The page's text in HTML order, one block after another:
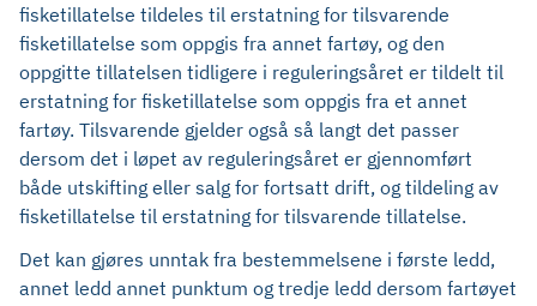
fisketillatelse tildeles til erstatning for tilsvarende
fisketillatelse som oppgis fra annet fartøy, og den
oppgitte tillatelsen tidligere i reguleringsåret er tildelt til
erstatning for fisketillatelse som oppgis fra et annet
fartøy. Tilsvarende gjelder også så langt det passer
dersom det i løpet av reguleringsåret er gjennomført
både utskifting eller salg for fortsatt drift, og tildeling av
fisketillatelse til erstatning for tilsvarende tillatelse.
Det kan gjøres unntak fra bestemmelsene i første ledd,
annet ledd annet punktum og tredje ledd dersom fartøyet